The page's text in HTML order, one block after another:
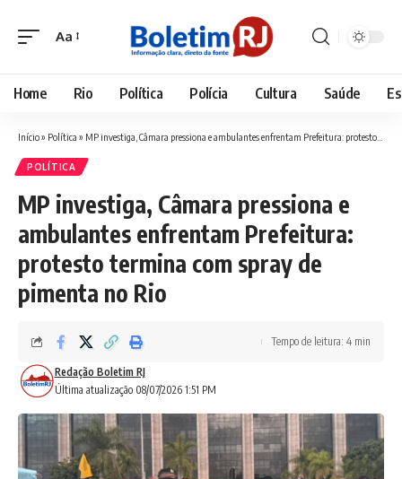
Font
Aa
Home Rio Política Polícia Cultura Saúde
Início» Política » MP investiga, Câmara pressiona e ambulantes enfrentam Prefeitura: protesto termina com spray de pimenta no Rio
POLÍTICA
MP investiga, Câmara pressiona e
ambulantes enfrentam Prefeitura:
protesto termina com spray de
pimenta no Rio
Última atualização 08/07/2026 1:51 PM
Redação Boletim RJ
Tempo de leitura: 4 min